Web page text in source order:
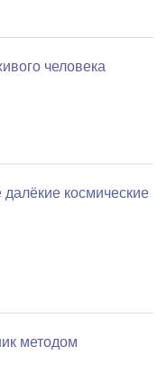
человека
космические
методом